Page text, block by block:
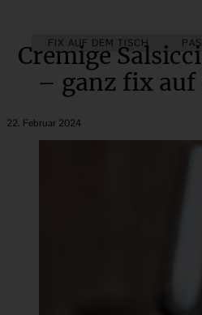
FIX AUF DEM TISCH
Cremige
– ganz fix auf
22. Februar 2024